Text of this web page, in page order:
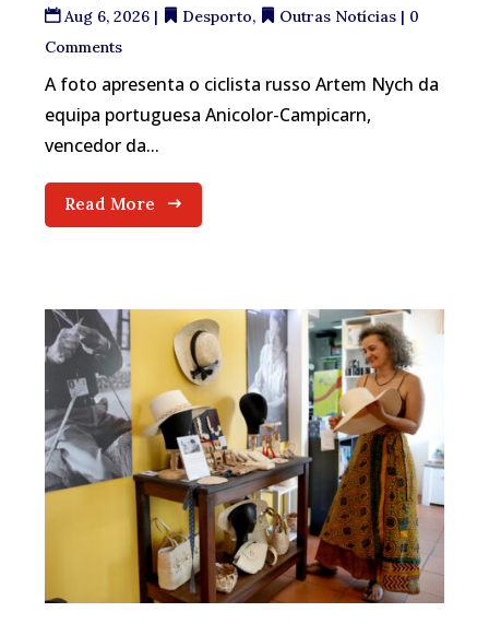
Aug 6, 2026 | Desporto, Outras Notícias | 0
Comments
A foto apresenta o ciclista russo Artem Nych da
equipa portuguesa Anicolor-Campicarn,
vencedor da...
Read More